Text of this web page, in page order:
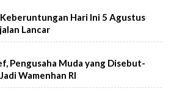
Hari Ini 5 Agustus
Lancar
Pengusaha Muda yang Disebut-
Wamenhan RI